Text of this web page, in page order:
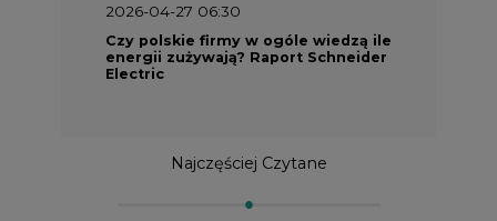
2026-04-27 06:30
Czy polskie firmy w ogóle wiedzą ile
energii zużywają? Raport Schneider
Electric
Najczęściej Czytane